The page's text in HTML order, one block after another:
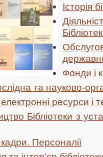
Історія
Фонди і
та науково-
електронні ресурси і
Бібліотеки з
кадри. Персоналії